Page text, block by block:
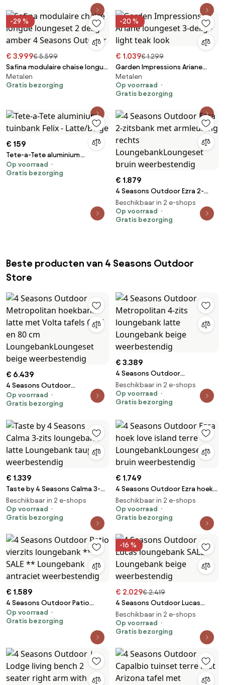
-29 %
€ 3.999€ 5.599
Safina modulaire chaise longue
loungeset 2 delig amber 4
Seasons Outdoor
Metalen
Gratis bezorging
-20 %
€ 1.039€ 1.299
Garden Impressions Ariane
loungeset 3-delig - light teak
look
Metalen
Op voorraad
Gratis bezorging
€ 159
Tete-a-Tete aluminium
tuinbank Felix - Latte/Beige
Op voorraad
Gratis bezorging
€ 1.879
4 Seasons Outdoor Ezra 2-
zitsbank met armleuning
rechts LoungebankLoungeset
bruin weerbestendig
Beschikbaar in 2 e-shops
Op voorraad
Gratis bezorging
Beste producten van 4 Seasons Outdoor
Store
€ 6.439
4 Seasons Outdoor
Metropolitan hoekbank latte
met Volta tafels Ø 45 en 80 cm
weerbestendig
Op voorraad
Gratis bezorging
€ 3.389
4 Seasons Outdoor
Metropolitan 4-zits
loungebank latte Loungebank
beige weerbestendig
Beschikbaar in 2 e-shops
Op voorraad
Gratis bezorging
€ 1.339
Taste by 4 Seasons Calma 3-
zits loungebank latte
Loungebank taupe
weerbestendig
Beschikbaar in 2 e-shops
Op voorraad
Gratis bezorging
€ 1.749
4 Seasons Outdoor Ezra hoek
love island terre
LoungebankLoungeset bruin
weerbestendig
Beschikbaar in 2 e-shops
Op voorraad
Gratis bezorging
€ 1.589
4 Seasons Outdoor Patio
vierzits loungebank ** SALE **
Loungebank antraciet
Op voorraad
Gratis bezorging
-16 %
€ 2.029€ 2.419
4 Seasons Outdoor Lucas
loungebank SALE Loungebank
beige weerbestendig
Beschikbaar in 2 e-shops
Op voorraad
Gratis bezorging